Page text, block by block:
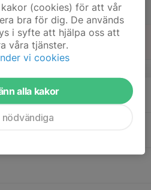
(cookies) för att vår
bra för dig. De används
i syfte att hjälpa oss att
våra tjänster.
vi cookies
alla kakor
nödvändiga